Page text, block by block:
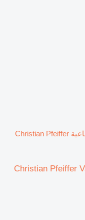
المضخة الصناعية Christian Pfeiffer
Christian Pfeiffer